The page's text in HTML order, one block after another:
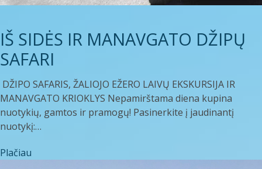
IŠ SIDĖS IR MANAVGATO DŽIPŲ
SAFARI
DŽIPO SAFARIS, ŽALIOJO EŽERO LAIVŲ EKSKURSIJA IR
MANAVGATO KRIOKLYS Nepamirštama diena kupina
nuotykių, gamtos ir pramogų! Pasinerkite į jaudinantį
nuotykį:…
Plačiau